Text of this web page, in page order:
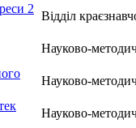
2
Відділ
Науково-
Науково-
Науково-